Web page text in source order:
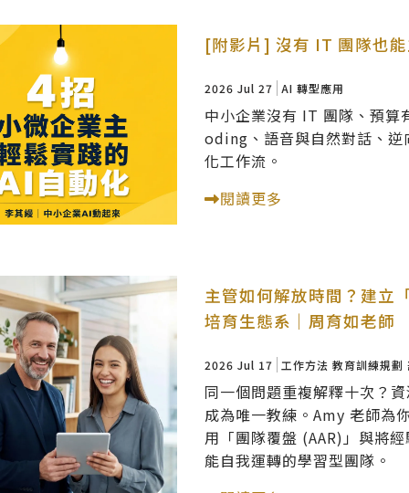
[附影片] 沒有 IT 團隊也
2026 Jul 27 AI 轉型應用
中小企業沒有 IT 團隊、預
oding、語音與自然對話、逆
化工作流。
閱讀更多
主管如何解放時間？建立
培育生態系｜周育如老師
2026 Jul 17 工作方法 教育訓練規劃
同一個問題重複解釋十次？
成為唯一教練。Amy 老師為
用「團隊覆盤 (AAR)」與將
能自我運轉的學習型團隊。